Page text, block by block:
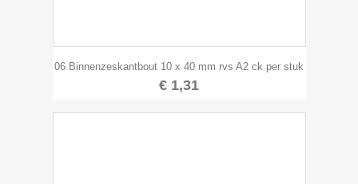
06 Binnenzeskantbout 10 x 40 mm rvs A2 ck per stuk
€ 1,31